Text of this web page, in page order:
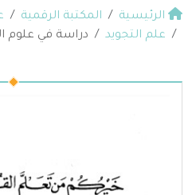
الرئيسية المكتبة الرقمية
علم التجويد
دراسة في علوم